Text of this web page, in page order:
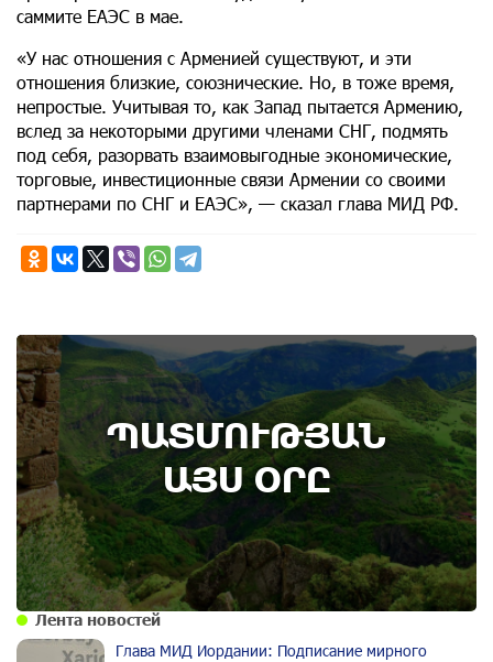
саммите ЕАЭС в мае.
«У нас отношения с Арменией существуют, и эти
отношения близкие, союзнические. Но, в тоже время,
непростые. Учитывая то, как Запад пытается Армению,
вслед за некоторыми другими членами СНГ, подмять
под себя, разорвать взаимовыгодные экономические,
торговые, инвестиционные связи Армении со своими
партнерами по СНГ и ЕАЭС», — сказал глава МИД РФ.
ՊԱՏՄՈՒԹՅԱՆ
ԱՅՍ ՕՐԸ
9th of August
Административный суд удовлетворил иск ААЦ
по делу монастыря Ованаванк
Лента новостей
Глава МИД Иордании: Подписание мирного